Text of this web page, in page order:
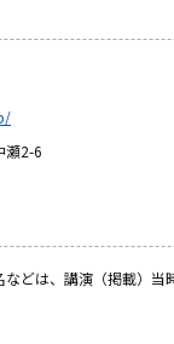
瀬2-6
どは、講演（掲載）当